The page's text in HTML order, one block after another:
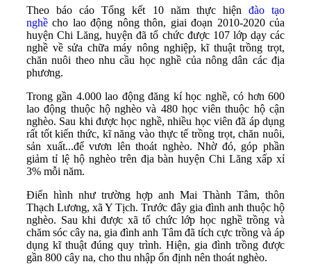
Theo báo cáo Tổng kết 10 năm thực hiện đào tạo
nghề cho lao động nông thôn, giai đoạn 2010-2020 của
huyện Chi Lăng, huyện đã tổ chức được 107 lớp dạy các
nghề về sửa chữa máy nông nghiệp, kĩ thuật trồng trọt,
chăn nuôi theo nhu cầu học nghề của nông dân các địa
phương.
Trong gần 4.000 lao động đăng kí học nghề, có hơn 600
lao động thuộc hộ nghèo và 480 học viên thuộc hộ cận
nghèo. Sau khi được học nghề, nhiều học viên đã áp dụng
rất tốt kiến thức, kĩ năng vào thực tế trồng trọt, chăn nuôi,
sản xuất...để vươn lên thoát nghèo. Nhờ đó, góp phần
giảm tỉ lệ hộ nghèo trên địa bàn huyện Chi Lăng xấp xỉ
3% mỗi năm.
Điển hình như trường hợp anh Mai Thành Tâm, thôn
Thạch Lương, xã Y Tịch. Trước đây gia đình anh thuộc hộ
nghèo. Sau khi được xã tổ chức lớp học nghề trồng và
chăm sóc cây na, gia đình anh Tâm đã tích cực trồng và áp
dụng kĩ thuật đúng quy trình. Hiện, gia đình trồng được
gần 800 cây na, cho thu nhập ổn định nên thoát nghèo.